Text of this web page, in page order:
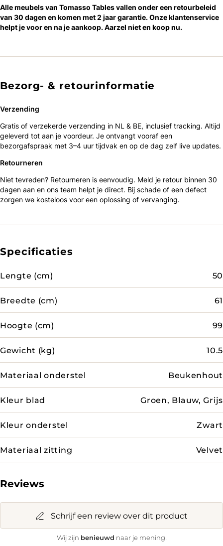
Alle meubels van Tomasso Tables vallen onder een retourbeleid
van 30 dagen en komen met 2 jaar garantie. Onze klantenservice
helpt je voor en na je aankoop. Aarzel niet en koop nu.
Bezorg- & retourinformatie
Verzending
Gratis of verzekerde verzending in NL & BE, inclusief tracking. Altijd
geleverd tot aan je voordeur. Je ontvangt vooraf een
bezorgafspraak met 3–4 uur tijdvak en op de dag zelf live updates.
Retourneren
Niet tevreden? Retourneren is eenvoudig. Meld je retour binnen 30
dagen aan en ons team helpt je direct. Bij schade of een defect
zorgen we kosteloos voor een oplossing of vervanging.
Specificaties
Lengte (cm) 50
Breedte (cm) 61
Hoogte (cm) 99
Gewicht (kg) 10.5
Materiaal onderstel Beukenhout
Kleur blad Groen, Blauw, Grijs
Kleur onderstel Zwart
Materiaal zitting Velvet
Reviews
Schrijf een review over dit product
Wij zijn benieuwd naar je mening!